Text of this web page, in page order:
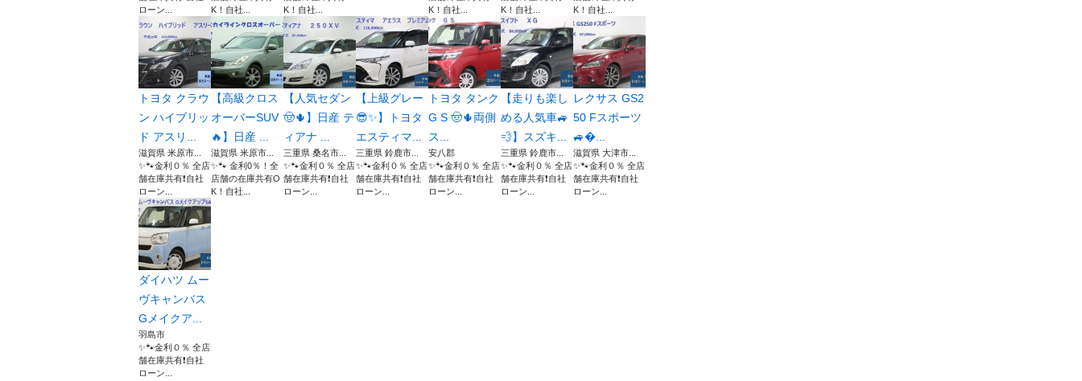
ローン...
K！自社...
K！自社...
K！自社...
K！自社...
K！自社...
トヨタ クラウ
ン ハイブリッ
ド アスリ...
滋賀県 米原市...
✨🐾金利０％ 全店
舗在庫共有❗️自社
ローン...
【高級クロス
オーバーSUV
🔥】日産 ...
滋賀県 米原市...
✨🐾 金利0％！全
店舗の在庫共有O
K！自社...
【人気セダン
🤠🌵】日産 テ
ィアナ ...
三重県 桑名市...
✨🐾金利０％ 全店
舗在庫共有❗️自社
ローン...
【上級グレー
😎✨】トヨタ
エスティマ...
三重県 鈴鹿市...
✨🐾金利０％ 全店
舗在庫共有❗️自社
ローン...
トヨタ タンク
G S 🤠🌵両側
ス...
安八郡
✨🐾金利０％ 全店
舗在庫共有❗️自社
ローン...
【走りも楽し
める人気車🚙
💨】スズキ...
三重県 鈴鹿市...
✨🐾金利０％ 全店
舗在庫共有❗️自社
ローン...
レクサス GS2
50 Fスポーツ
🚙...
滋賀県 大津市...
✨🐾金利０％ 全店
舗在庫共有❗️自社
ローン...
ダイハツ ムー
ヴキャンバス
Gメイクア...
羽島市
✨🐾金利０％ 全店
舗在庫共有❗️自社
ローン...